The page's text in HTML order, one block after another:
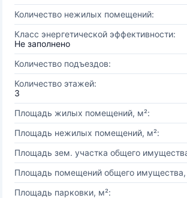
Количество нежилых помещений:
Класс энергетической эффективности:
Не заполнено
Количество подъездов:
Количество этажей:
3
Площадь жилых помещений, м²:
Площадь нежилых помещений, м²:
Площадь зем. участка общего
Площадь помещений общего имущества,
Площадь парковки, м²: